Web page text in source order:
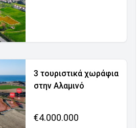
3 τουριστικά χωράφια
στην Αλαμινό
€4.000.000